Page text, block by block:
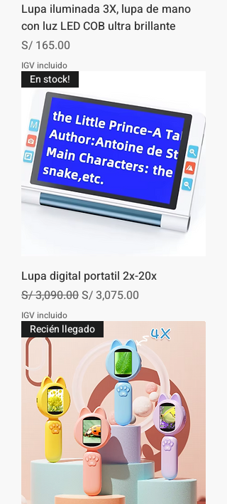
Lupa iluminada 3X, lupa de mano
con luz LED COB ultra brillante
Precio
S/ 165.00
IGV incluido
En stock!
Lupa digital portatil 2x-20x
Precio
S/ 3,090.00Precio de oferta
S/ 3,075.00
IGV incluido
Recién llegado